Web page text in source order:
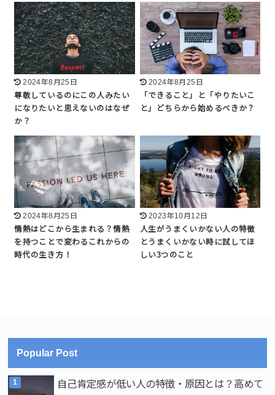
2024年8月25日
尊敬しているのにこの人みたい
になりたいと思えないのはなぜ
か？
2024年8月25日
「できること」と「やりたいこ
と」どちらから始めるべきか？
2024年8月25日
情熱はどこから生まれる？情熱
を持つことで変わるこれからの
時代の生き方！
2023年10月12日
人生がうまくいかない人の特徴
とうまくいかない時に試してほ
しい3つのこと
Popular Post
自己肯定感が低い人の特徴・原因とは？高めて